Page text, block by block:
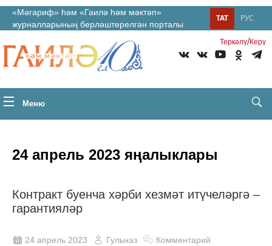
«Мәгариф» һәм «Гаилә һәм мәктәп»
журналларының берләштерелгән порталы
РУС
ТАТ
Теркəлү/Керү
Меню
24 апрель 2023 яңалыклары
Контракт буенча хәрби хезмәт итүчеләргә –
гарантияләр
24 апрель 2023 Гульназ Комментарий